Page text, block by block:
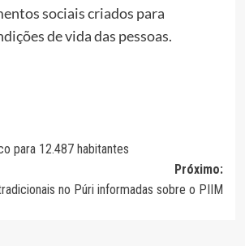
sociais criados para
de vida das pessoas.
para 12.487 habitantes
Próximo:
no Púri informadas sobre o PIIM